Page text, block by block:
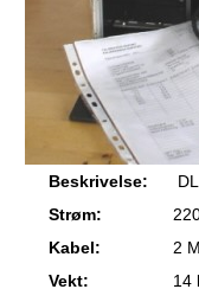
Beskrivelse:
Strøm:
Kabel:
2
Vekt:
14